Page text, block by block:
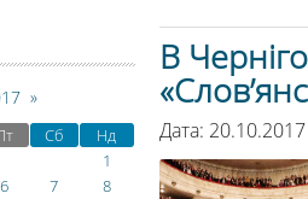
В
Дата:
»
Сб
Нд
1
6 7
8